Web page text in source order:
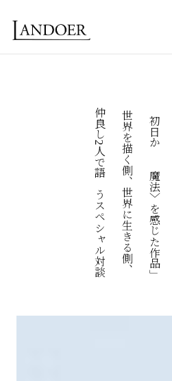
「初日から〈魔法〉を感じた作品」
世界を描く側、世界に生きる側、
仲良し2人で語らうスペシャル対談